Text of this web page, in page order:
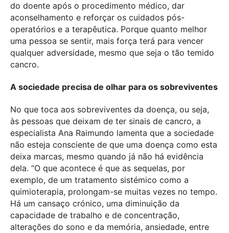
do doente após o procedimento médico, dar
aconselhamento e reforçar os cuidados pós-
operatórios e a terapêutica. Porque quanto melhor
uma pessoa se sentir, mais força terá para vencer
qualquer adversidade, mesmo que seja o tão temido
cancro.
A sociedade precisa de olhar para os sobreviventes
No que toca aos sobreviventes da doença, ou seja,
às pessoas que deixam de ter sinais de cancro, a
especialista Ana Raimundo lamenta que a sociedade
não esteja consciente de que uma doença como esta
deixa marcas, mesmo quando já não há evidência
dela. “O que acontece é que as sequelas, por
exemplo, de um tratamento sistémico como a
quimioterapia, prolongam-se muitas vezes no tempo.
Há um cansaço crónico, uma diminuição da
capacidade de trabalho e de concentração,
alterações do sono e da memória, ansiedade, entre